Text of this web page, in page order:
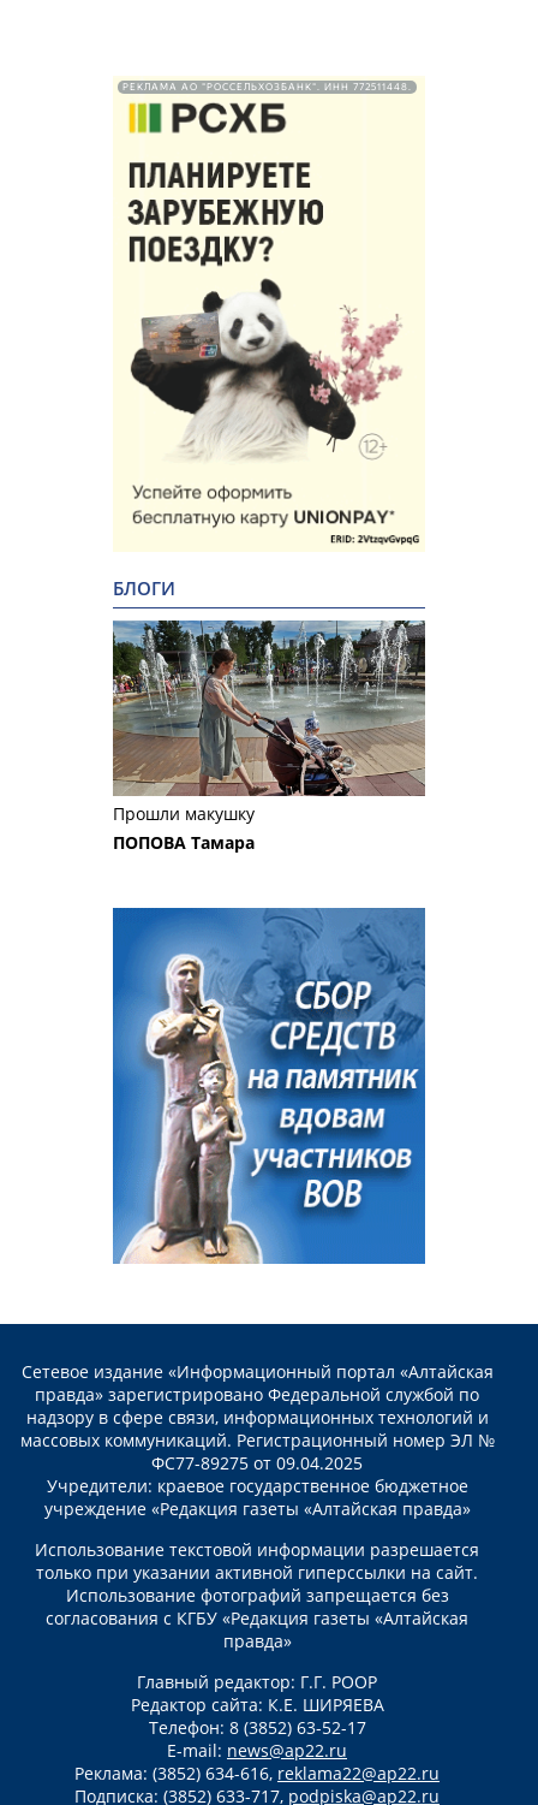
РЕКЛАМА АО "РОССЕЛЬХОЗБАНК". ИНН 772511448.
БЛОГИ
Прошли макушку
ПОПОВА Тамара
Сетевое издание «Информационный портал «Алтайская
правда» зарегистрировано Федеральной службой по
надзору в сфере связи, информационных технологий и
массовых коммуникаций. Регистрационный номер ЭЛ №
ФС77-89275 от 09.04.2025
Учредители: краевое государственное бюджетное
учреждение «Редакция газеты «Алтайская правда»
Использование текстовой информации разрешается
только при указании активной гиперссылки на сайт.
Использование фотографий запрещается без
согласования с КГБУ «Редакция газеты «Алтайская
правда»
Главный редактор: Г.Г. РООР
Редактор сайта: К.Е. ШИРЯЕВА
Телефон: 8 (3852) 63-52-17
E-mail: news@ap22.ru
Реклама: (3852) 634-616, reklama22@ap22.ru
Подписка: (3852) 633-717, podpiska@ap22.ru